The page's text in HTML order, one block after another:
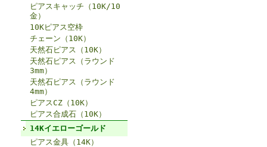
ピアスキャッチ（10K/10
金）
10Kピアス空枠
チェーン（10K）
天然石ピアス（10K）
天然石ピアス（ラウンド
3mm）
天然石ピアス（ラウンド
4mm）
ピアスCZ（10K）
ピアス合成石（10K）
14Kイエローゴールド
ピアス金具（14K）